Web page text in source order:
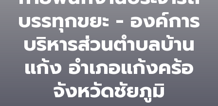
บรรทุกขยะ - องค์การ
บริหารส่วนตําบลบ้าน
แก้ง อำเภอแก้งคร้อ
จังหวัดชัยภูมิ